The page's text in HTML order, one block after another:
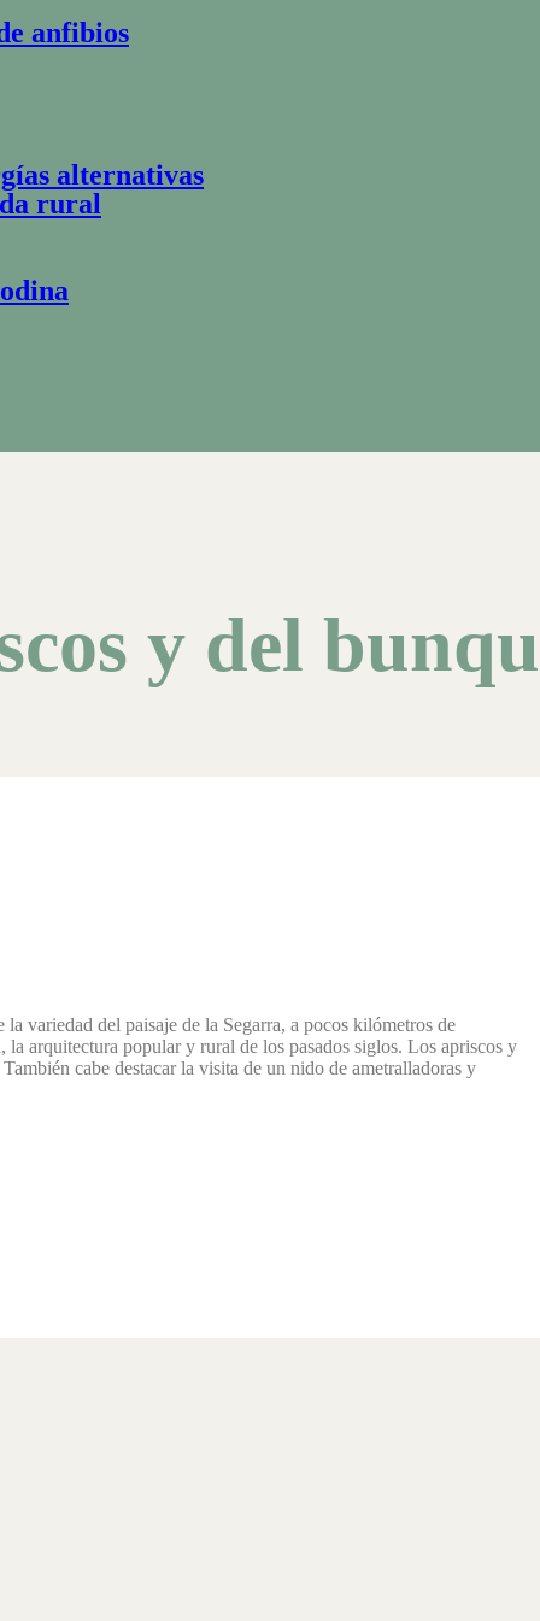
anfibios
alternativas
rural
y del
variedad del paisaje de la Segarra, a pocos kilómetros de
arquitectura popular y rural de los pasados ​​siglos. Los apriscos y
cabe destacar la visita de un nido de ametralladoras y